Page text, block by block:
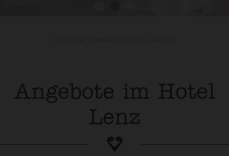
Angebote im Hotel
Lenz